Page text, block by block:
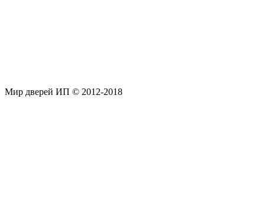
Мир дверей ИП © 2012-2018